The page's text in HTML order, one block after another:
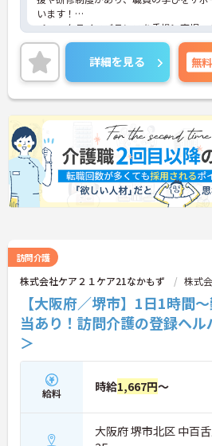
います！
＜ワークライフバランスを重視＞育児・
る制度や社宅制度、各種手当など、長く
きやすい環境が整っています。
＜寄り添ったケアの実施＞利用者さまに
ったサービスの提供を目指し、職員の専
るような人材育成にも注力されています
ご興味のある方には、面接対策ポイント
詳細をお話ししますのでお気軽にご相談
詳細を見る 無料
訪問介護
株式会社ケア２１ケア21なかもず 株式
【大阪府／堺市】1日1時間
当あり！訪問介護の登録ヘ
＞
給料 時給1,667円～
大阪府 堺市北区 中百